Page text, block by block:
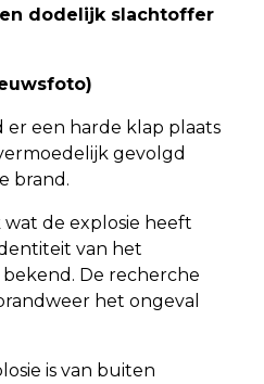
dodelijk slachtoffer
een harde klap plaats
gevolgd
brand.
de explosie heeft
van het
De recherche
het ongeval
is van buiten